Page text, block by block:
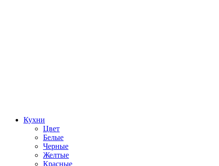
Кухни
Цвет
Белые
Черные
Желтые
Красные